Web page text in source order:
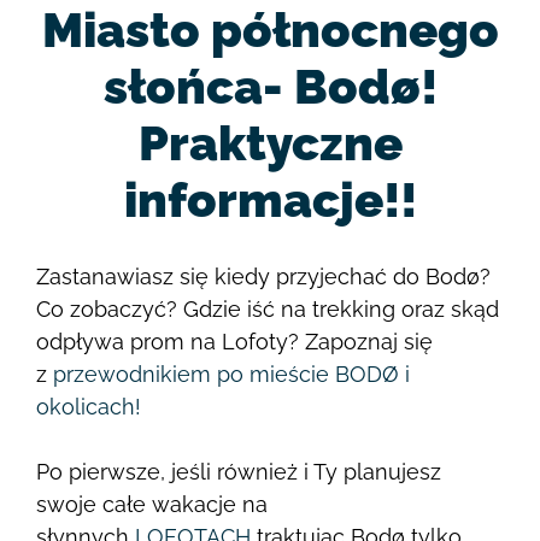
Miasto północnego
słońca- Bodø!
Praktyczne
informacje!!
Zastanawiasz się kiedy przyjechać do Bodø?
Co zobaczyć? Gdzie iść na trekking oraz skąd
odpływa prom na Lofoty? Zapoznaj się
z przewodnikiem po mieście BODØ i
okolicach!
Po pierwsze, jeśli również i Ty planujesz
swoje całe wakacje na